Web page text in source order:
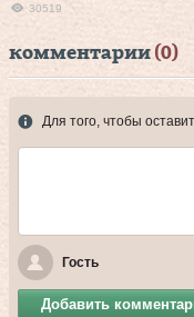
30519
комментарии (0)
Для того, чтобы
Гость
Добавить